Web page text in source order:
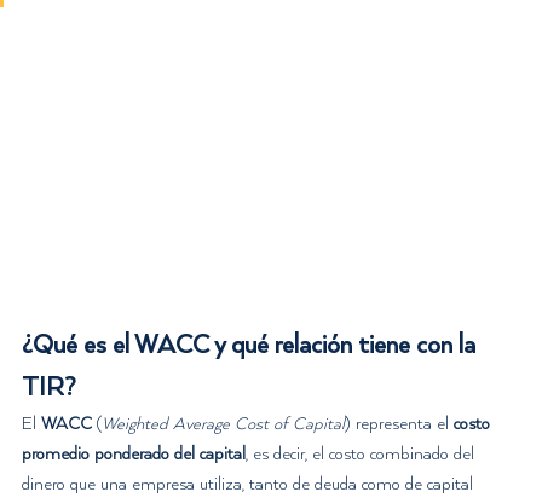
¿Qué es el WACC y qué relación tiene con la
TIR?
El WACC (Weighted Average Cost of Capital) representa el costo
promedio ponderado del capital, es decir, el costo combinado del
dinero que una empresa utiliza, tanto de deuda como de capital